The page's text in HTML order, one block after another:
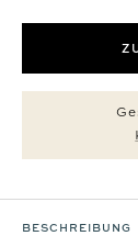
BESCHREIBUNG